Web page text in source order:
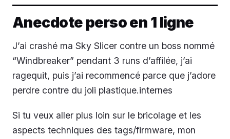
Anecdote perso en 1 ligne
J’ai crashé ma Sky Slicer contre un boss nommé
“Windbreaker” pendant 3 runs d’affilée, j’ai
ragequit, puis j’ai recommencé parce que j’adore
perdre contre du joli plastique.internes
Si tu veux aller plus loin sur le bricolage et les
aspects techniques des tags/firmware, mon